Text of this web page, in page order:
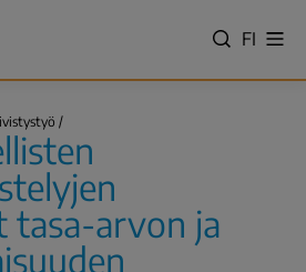
FI
tasa-arvon ja